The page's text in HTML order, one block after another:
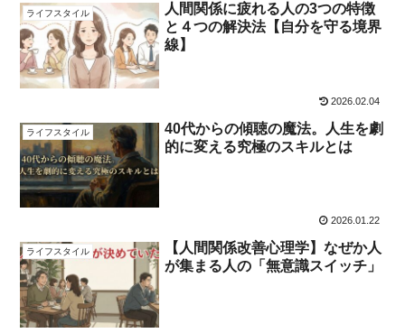
ライフスタイル
人間関係に疲れる人の3つの特徴
と４つの解決法【自分を守る境界
線】
2026.02.04
ライフスタイル
40代からの傾聴の魔法。人生を劇
的に変える究極のスキルとは
2026.01.22
ライフスタイル
【人間関係改善心理学】なぜか人
が集まる人の「無意識スイッチ」